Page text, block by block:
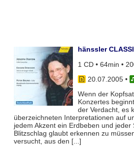
hänssler
1 CD • 64min •
20.07.2005•
Wenn der
Konzertes
der Verdacht, es
überzeichneten Interpretationen auf
jedem Akzent ein Erdbeben und jeder
Blitzschlag glaubt erkennen zu
versucht, aus den [...]